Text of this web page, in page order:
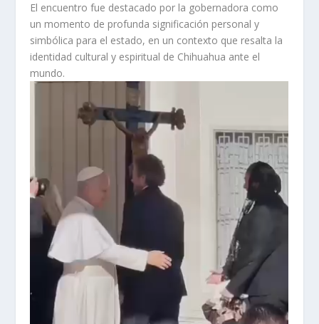
El encuentro fue destacado por la gobernadora como
un momento de profunda significación personal y
simbólica para el estado, en un contexto que resalta la
identidad cultural y espiritual de Chihuahua ante el
mundo.